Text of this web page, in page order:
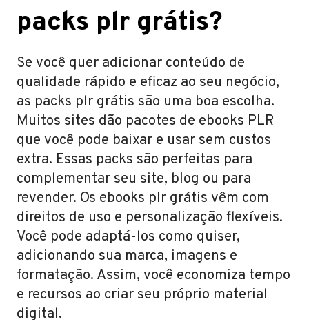
packs plr grátis?
Se você quer adicionar conteúdo de
qualidade rápido e eficaz ao seu negócio,
as packs plr grátis são uma boa escolha.
Muitos sites dão pacotes de ebooks PLR
que você pode baixar e usar sem custos
extra. Essas packs são perfeitas para
complementar seu site, blog ou para
revender. Os ebooks plr grátis vêm com
direitos de uso e personalização flexíveis.
Você pode adaptá-los como quiser,
adicionando sua marca, imagens e
formatação. Assim, você economiza tempo
e recursos ao criar seu próprio material
digital.